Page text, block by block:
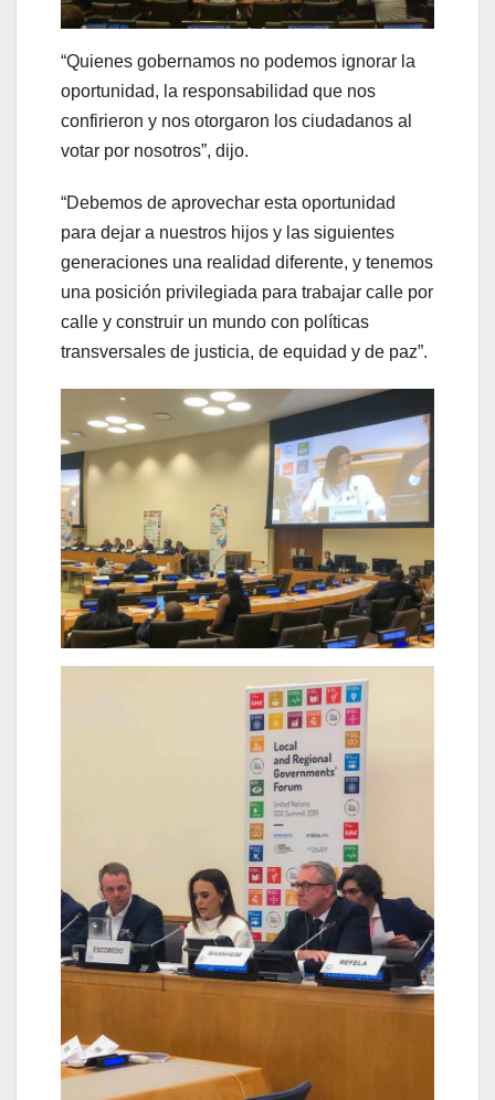
“Quienes gobernamos no podemos ignorar la
oportunidad, la responsabilidad que nos
confirieron y nos otorgaron los ciudadanos al
votar por nosotros”, dijo.
“Debemos de aprovechar esta oportunidad
para dejar a nuestros hijos y las siguientes
generaciones una realidad diferente, y tenemos
una posición privilegiada para trabajar calle por
calle y construir un mundo con políticas
transversales de justicia, de equidad y de paz”.